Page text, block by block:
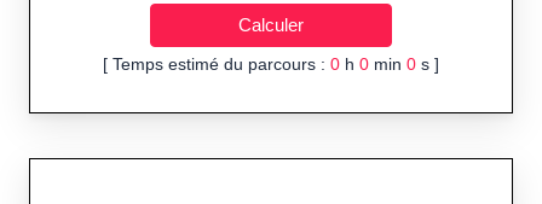
[ Temps estimé du parcours : 0 h 0 min 0 s ]